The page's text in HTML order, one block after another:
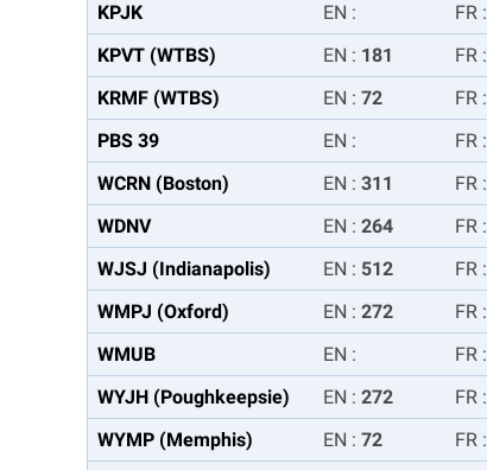
KPJK
EN : FR :
KPVT (WTBS)
EN : 181 FR :
KRMF (WTBS)
EN : 72 FR :
PBS 39
EN : FR :
WCRN (Boston)
EN : 311 FR :
WDNV
EN : 264 FR :
WJSJ (Indianapolis)
EN : 512 FR :
WMPJ (Oxford)
EN : 272 FR :
WMUB
EN : FR :
WYJH (Poughkeepsie)
EN : 272 FR :
WYMP (Memphis)
EN : 72 FR :